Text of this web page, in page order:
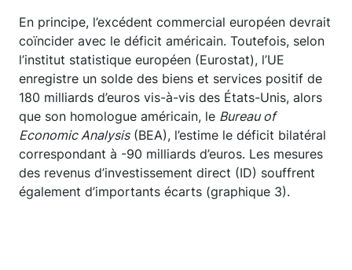
En principe, l’excédent commercial européen devrait
coïncider avec le déficit américain. Toutefois, selon
l’institut statistique européen (Eurostat), l’UE
enregistre un solde des biens et services positif de
180 milliards d’euros vis-à-vis des États-Unis, alors
que son homologue américain, le Bureau of
Economic Analysis(BEA), l’estime le déficit bilatéral
correspondant à -90 milliards d’euros. Les mesures
des revenus d’investissement direct (ID) souffrent
également d’importants écarts (graphique 3).